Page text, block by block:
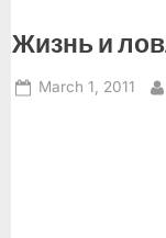
Жизнь и
Posted
March 1, 2011